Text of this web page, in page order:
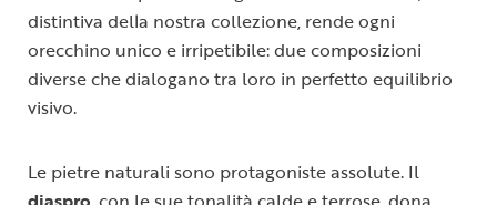
distintiva della nostra collezione, rende ogni
orecchino unico e irripetibile: due composizioni
diverse che dialogano tra loro in perfetto equilibrio
visivo.
Le pietre naturali sono protagoniste assolute. Il